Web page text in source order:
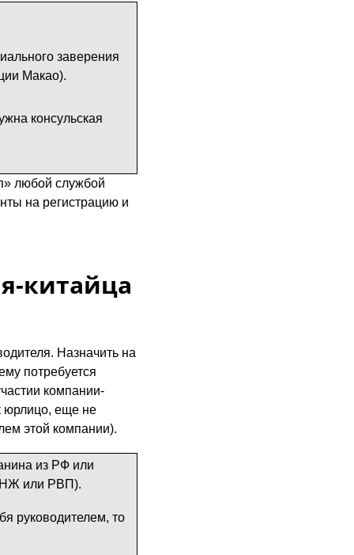
заверения
Макао).
консульская
любой службой
на регистрацию и
китайца
Назначить на
потребуется
компании-
юрлицо, еще не
этой компании).
из РФ или
или РВП).
руководителем, то